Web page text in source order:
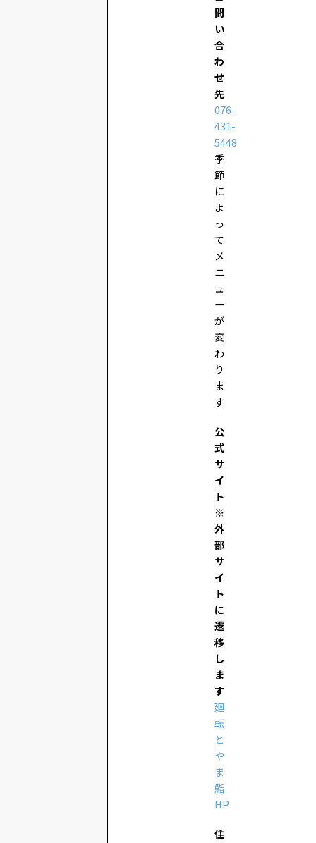
問
い
合
わ
せ
先
076-
431-
5448
季
節
に
よ
っ
て
メ
ニ
ュ
ー
が
変
わ
り
ま
す
公
式
サ
イ
ト
※
外
部
サ
イ
ト
に
遷
移
し
ま
す
廻
転
と
や
ま
鮨
HP
住